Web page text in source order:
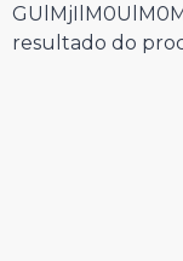
resultado do